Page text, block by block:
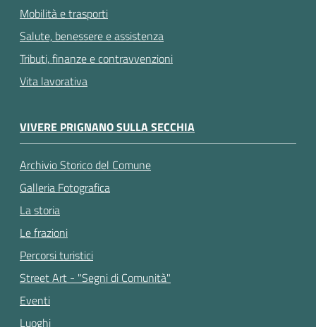
Mobilità e trasporti
Salute, benessere e assistenza
Tributi, finanze e contravvenzioni
Vita lavorativa
VIVERE PRIGNANO SULLA SECCHIA
Archivio Storico del Comune
Galleria Fotografica
La storia
Le frazioni
Percorsi turistici
Street Art - "Segni di Comunità"
Eventi
Luoghi